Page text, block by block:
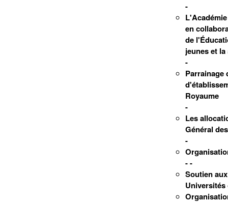
-
en
de
jeunes et
-
Parrainage
Royaume
-
Les
Général
-
- -
Soutien
Universités